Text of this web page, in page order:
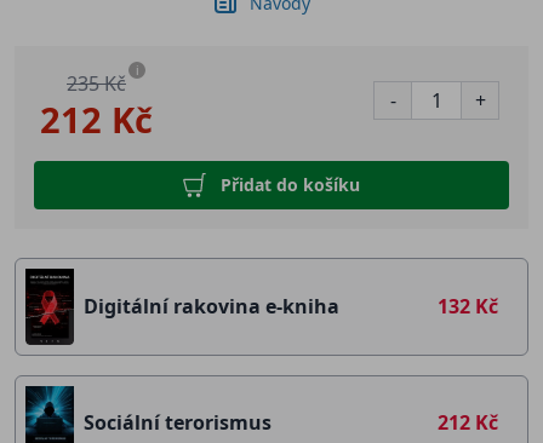
212 Kč
235 Kč i
- +
Přidat do košíku
Digitální rakovina e-kniha 132 Kč
Sociální terorismus 212 Kč